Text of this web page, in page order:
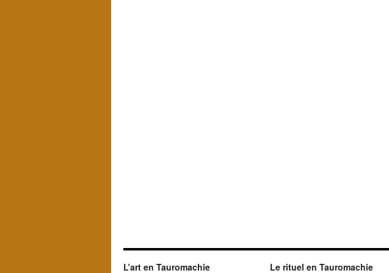
L’art en Tauromachie Le rituel en Tauromachie